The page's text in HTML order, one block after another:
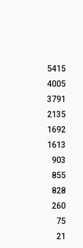
5415
4005
3791
2135
1692
1613
903
855
828
260
75
21